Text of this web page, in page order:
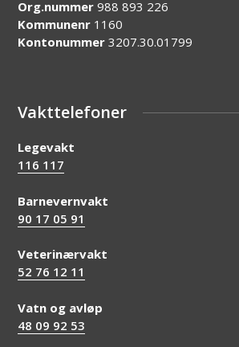
Org.nummer988 893 226
Kommunenr 1160
Kontonummer3207.30.01799
Vakttelefoner
Legevakt
116 117
Barnevernvakt
90 17 05 91
Veterinærvakt
52 76 12 11
Vatn og avløp
48 09 92 53